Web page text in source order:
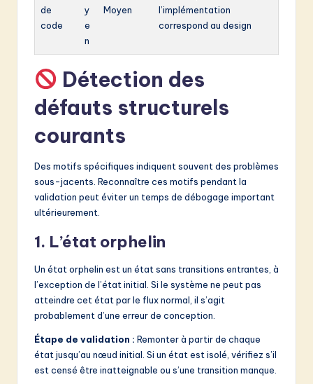
de
code
y
e
n
Moyen
l’implémentation
correspond au design
Détection des
défauts structurels
courants
Des motifs spécifiques indiquent souvent des problèmes
sous-jacents. Reconnaître ces motifs pendant la
validation peut éviter un temps de débogage important
ultérieurement.
1. L’état orphelin
Un état orphelin est un état sans transitions entrantes, à
l’exception de l’état initial. Si le système ne peut pas
atteindre cet état par le flux normal, il s’agit
probablement d’une erreur de conception.
Étape de validation : Remonter à partir de chaque
état jusqu’au nœud initial. Si un état est isolé, vérifiez s’il
est censé être inatteignable ou s’une transition manque.